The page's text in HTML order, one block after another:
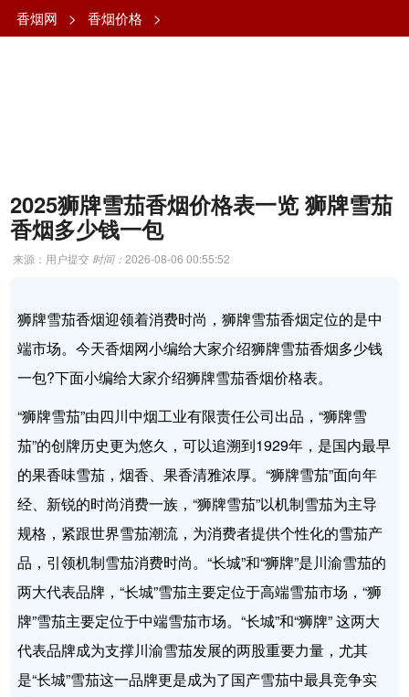
香烟网 > 香烟价格 >
2025狮牌雪茄香烟价格表一览 狮牌雪茄
香烟多少钱一包
来源：用户提交 时间：2026-08-06 00:55:52
狮牌雪茄香烟迎领着消费时尚，狮牌雪茄香烟定位的是中
端市场。今天香烟网小编给大家介绍狮牌雪茄香烟多少钱
一包?下面小编给大家介绍狮牌雪茄香烟价格表。
“狮牌雪茄”由四川中烟工业有限责任公司出品，“狮牌雪
茄”的创牌历史更为悠久，可以追溯到1929年，是国内最早
的果香味雪茄，烟香、果香清雅浓厚。“狮牌雪茄”面向年
经、新锐的时尚消费一族，“狮牌雪茄”以机制雪茄为主导
规格，紧跟世界雪茄潮流，为消费者提供个性化的雪茄产
品，引领机制雪茄消费时尚。“长城”和“狮牌”是川渝雪茄的
两大代表品牌，“长城”雪茄主要定位于高端雪茄市场，“狮
牌”雪茄主要定位于中端雪茄市场。“长城”和“狮牌” 这两大
代表品牌成为支撑川渝雪茄发展的两股重要力量，尤其
是“长城”雪茄这一品牌更是成为了国产雪茄中最具竞争实